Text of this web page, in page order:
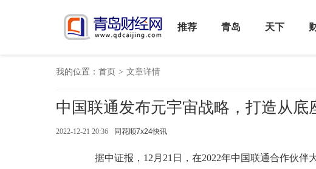
推荐 青岛 天下
我的位置： 首页 > 文章详情
中国联通发布元宇宙战略，打造从底
2022-12-21 20:36 同花顺7x24快讯
据中证报，12月21日，在2022年中国联通合作伙伴